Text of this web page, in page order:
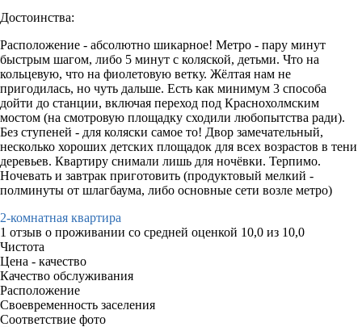
Достоинства:
Расположение - абсолютно шикарное! Метро - пару минут
быстрым шагом, либо 5 минут с коляской, детьми. Что на
кольцевую, что на фиолетовую ветку. Жёлтая нам не
пригодилась, но чуть дальше. Есть как минимум 3 способа
дойти до станции, включая переход под Краснохолмским
мостом (на смотровую площадку сходили любопытства ради).
Без ступеней - для коляски самое то! Двор замечательный,
несколько хороших детских площадок для всех возрастов в тени
деревьев. Квартиру снимали лишь для ночёвки. Терпимо.
Ночевать и завтрак приготовить (продуктовый мелкий -
полминуты от шлагбаума, либо основные сети возле метро)
2-комнатная квартира
1 отзыв о проживании со средней оценкой 10,0 из 10,0
Чистота
Цена - качество
Качество обслуживания
Расположение
Своевременность заселения
Соответствие фото